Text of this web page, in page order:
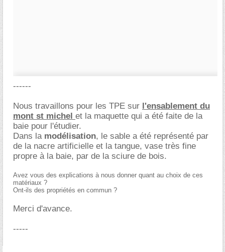
------
Nous travaillons pour les TPE sur l'ensablement du
mont st michel et la maquette qui a été faite de la
baie pour l'étudier.
Dans la modélisation, le sable a été représenté par
de la nacre artificielle et la tangue, vase très fine
propre à la baie, par de la sciure de bois.
Avez vous des explications à nous donner quant au choix de ces
matériaux ?
Ont-ils des propriétés en commun ?
Merci d'avance.
-----